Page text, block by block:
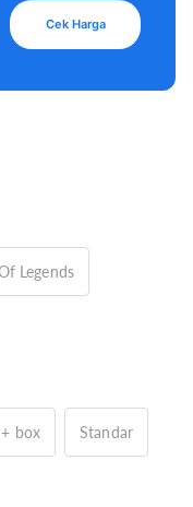
Cek Harga
Legends
box Standar